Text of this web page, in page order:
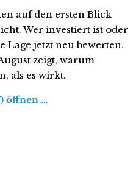
auf den ersten Blick
Wer investiert ist oder
Lage jetzt neu bewerten.
zeigt, warum
als es wirkt.
öffnen …